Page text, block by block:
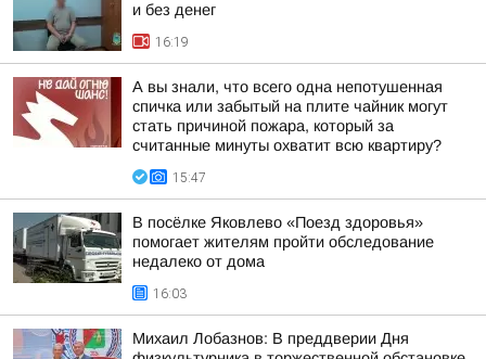
и без денег
16:19
А вы знали, что всего одна непотушенная
спичка или забытый на плите чайник могут
стать причиной пожара, который за
считанные минуты охватит всю квартиру?
15:47
В посёлке Яковлево «Поезд здоровья»
помогает жителям пройти обследование
недалеко от дома
16:03
Михаил Лобазнов: В преддверии Дня